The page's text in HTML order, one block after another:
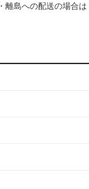
離島への配送の場合は